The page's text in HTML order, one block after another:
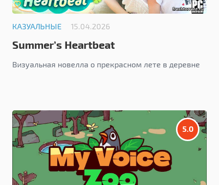
КАЗУАЛЬНЫЕ 15.04.2026
Summer’s Heartbeat
Визуальная новелла о прекрасном лете в деревне
5.0